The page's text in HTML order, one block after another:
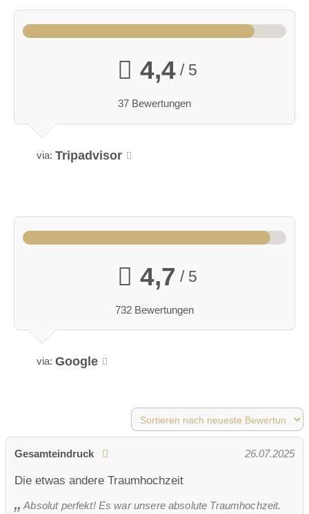
Helikopterlandeplatz
4,4/ 5
37 Bewertungen
via: Tripadvisor
4,7 / 5
732 Bewertungen
via: Google
Gesamteindruck 26.07.2025
Die etwas andere Traumhochzeit
Absolut perfekt! Es war unsere absolute Traumhochzeit.